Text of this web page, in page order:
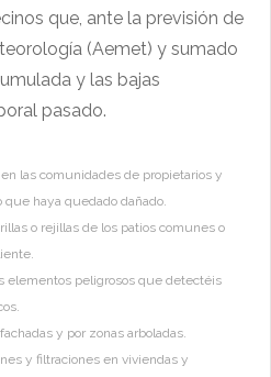
que, ante la previsión de
(Aemet) y sumado
y las bajas
pasado.
las comunidades de propietarios y
haya quedado dañado.
o rejillas de los patios comunes o
elementos peligrosos que detectéis
y por zonas arboladas.
y filtraciones en viviendas y